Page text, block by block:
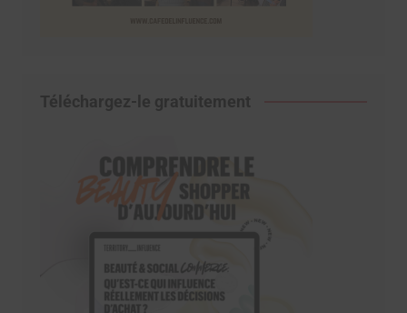
Téléchargez-le gratuitement